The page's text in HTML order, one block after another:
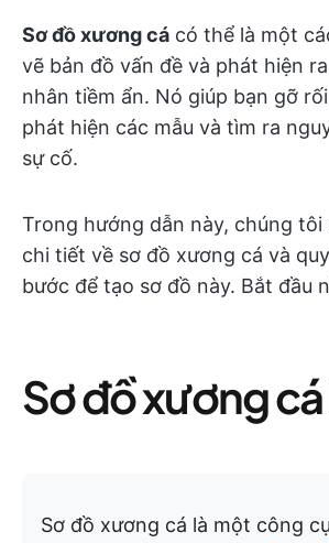
Sơ đồ xương cá có thể là một
vẽ bản đồ vấn đề và phát hiện
nhân tiềm ẩn. Nó giúp bạn gỡ
phát hiện các mẫu và tìm ra
sự cố.
Trong hướng dẫn này, chúng tôi
chi tiết về sơ đồ xương cá và
bước để tạo sơ đồ này. Bắt đầu
Sơ đồ xương cá
Sơ đồ xương cá là một công